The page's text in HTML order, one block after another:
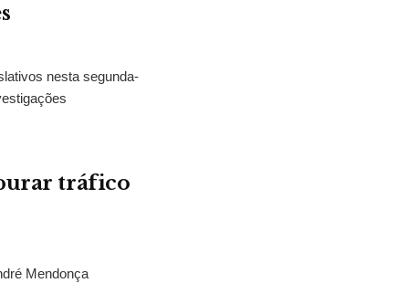
nesta segunda-
tráfico
Mendonça